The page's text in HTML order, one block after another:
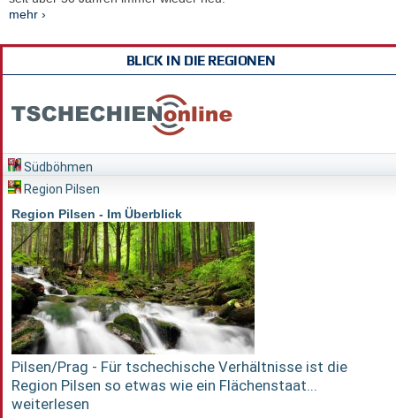
mehr ›
BLICK IN DIE REGIONEN
Südböhmen
Region Pilsen
Region Pilsen - Im Überblick
Pilsen/Prag - Für tschechische Verhältnisse ist die
Region Pilsen so etwas wie ein Flächenstaat...
weiterlesen